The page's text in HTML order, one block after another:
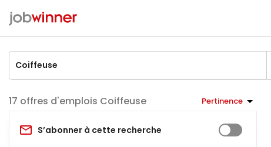
offres d'emplois Coiffeuse Pertinence
S’abonner à cette recherche